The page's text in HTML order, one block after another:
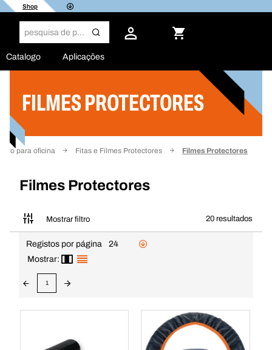
Shop
Catalogo Aplicações
FILMES PROTECTORES
para oficina Fitas e Filmes Protectores Filmes Protectores
Filmes Protectores
Mostrar filtro 20 resultados
Filtro
Registos por página
24
Mostrar:
1